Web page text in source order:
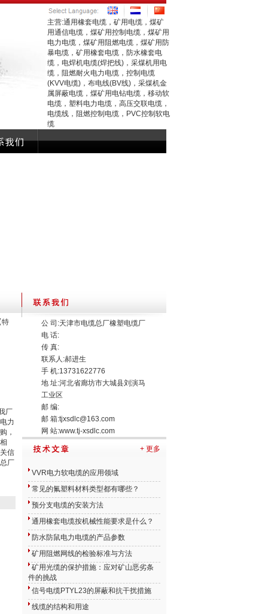
主营:通用橡套电缆，矿用电缆，煤矿
用通信电缆，煤矿用控制电缆，煤矿用
电力电缆，煤矿用阻燃电缆，煤矿用防
暴电缆，矿用橡套电缆，防水橡套电
缆，电焊机电缆(焊把线)，采煤机用电
缆，阻燃耐火电力电缆，控制电缆
(KVV电缆)，布电线(BV线)，采煤机金
属屏蔽电缆，煤矿用电钻电缆，移动软
电缆，塑料电力电缆，高压交联电缆，
电缆线，阻燃控制电缆，PVC控制软电
缆
特
厂
力
，
信
厂
公 司:天津市电缆总厂橡塑电缆厂
电 话:
传 真:
联系人:郝进生
手 机:13731622776
地 址:河北省廊坊市大城县刘演马
工业区
邮 编:
邮 箱:tjxsdlc@163.com
网 站:www.tj-xsdlc.com
+ 更多
VVR电力软电缆的应用领域
常见的氟塑料材料类型都有哪些？
预分支电缆的安装方法
通用橡套电缆按机械性能要求是什么？
防水防鼠电力电缆的产品参数
矿用阻燃网线的检验标准与方法
矿用光缆的保护措施：应对矿山恶劣条
件的挑战
信号电缆PTYL23的屏蔽和抗干扰措施
线缆的结构和用途